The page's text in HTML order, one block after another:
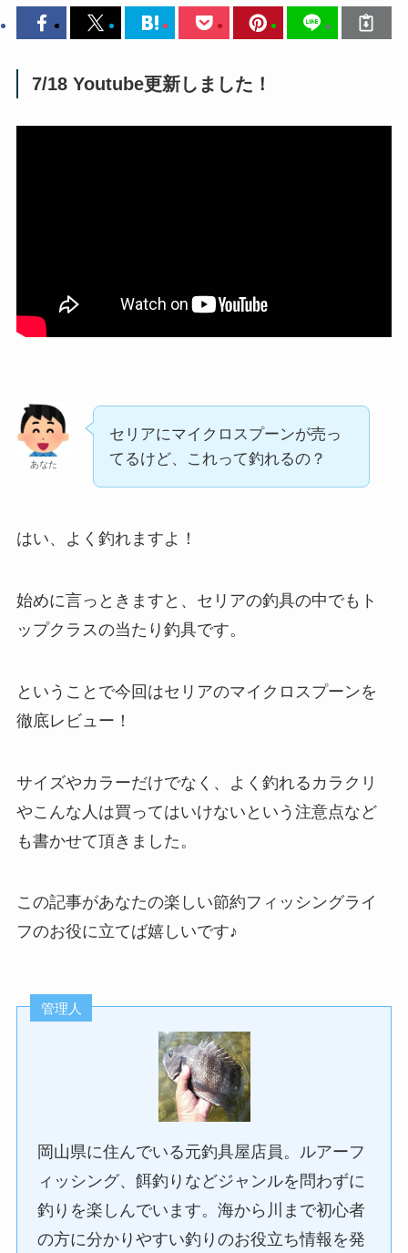
7/18 Youtube更新しました！
あなた
セリアにマイクロスプーンが売っ
てるけど、これって釣れるの？
はい、よく釣れますよ！
始めに言っときますと、セリアの釣具の中でもト
ップクラスの当たり釣具です。
ということで今回はセリアのマイクロスプーンを
徹底レビュー！
サイズやカラーだけでなく、よく釣れるカラクリ
やこんな人は買ってはいけないという注意点など
も書かせて頂きました。
この記事があなたの楽しい節約フィッシングライ
フのお役に立てば嬉しいです♪
管理人
岡山県に住んでいる元釣具屋店員。ルアーフ
ィッシング、餌釣りなどジャンルを問わずに
釣りを楽しんでいます。海から川まで初心者
の方に分かりやすい釣りのお役立ち情報を発